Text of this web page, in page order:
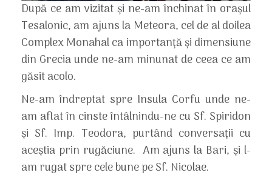
După ce am vizitat și ne-am închinat în orașul
Tesalonic, am ajuns la Meteora, cel de al doilea
Complex Monahal ca importanță și dimensiune
din Grecia unde ne-am minunat de ceea ce am
găsit acolo.
Ne-am îndreptat spre Insula Corfu unde ne-
am aflat în cinste întâlnindu-ne cu Sf. Spiridon
și Sf. Imp. Teodora, purtând conversații cu
aceștia prin rugăciune. Am ajuns la Bari, și l-
am rugat spre cele bune pe Sf. Nicolae.